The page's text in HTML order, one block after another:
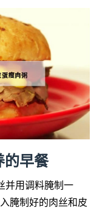
的早餐
并用调料腌制一
腌制好的肉丝和皮